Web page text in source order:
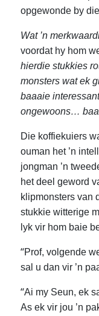
opgewonde by
Wat ’n
voordat hy hom
hierdie stukkies
monsters wat ek
baaaie
ongewoons…
Die koffiekuiers
ouman het ’n
jongman ’n
het deel geword
klipmonsters van
stukkie witterige
lyk vir hom baie
“Prof, volgende
sal u dan vir ’n
“Ai my Seun, ek
As ek vir jou ’n